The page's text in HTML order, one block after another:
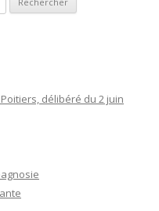
délibéré du 2 juin